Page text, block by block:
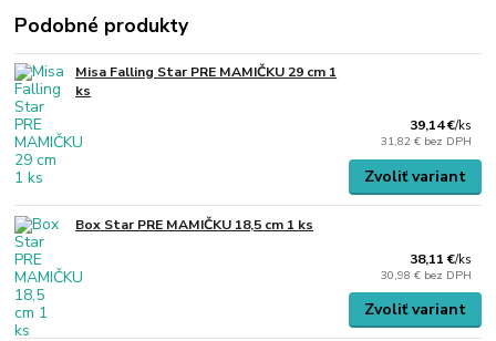
Podobné produkty
Misa Falling Star PRE MAMIČKU 29 cm 1
ks
39,14 €/ks
31,82 € bez DPH
Zvoliť variant
Box Star PRE MAMIČKU 18,5 cm 1 ks
38,11 €/ks
30,98 € bez DPH
Zvoliť variant